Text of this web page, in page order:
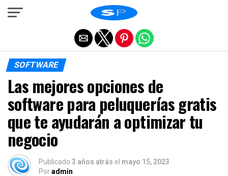
SOFTWARE
Las mejores opciones de
software para peluquerías gratis
que te ayudarán a optimizar tu
negocio
Publicado 3 años atrás el mayo 15, 2023
Poradmin
Salir de la versión móvil